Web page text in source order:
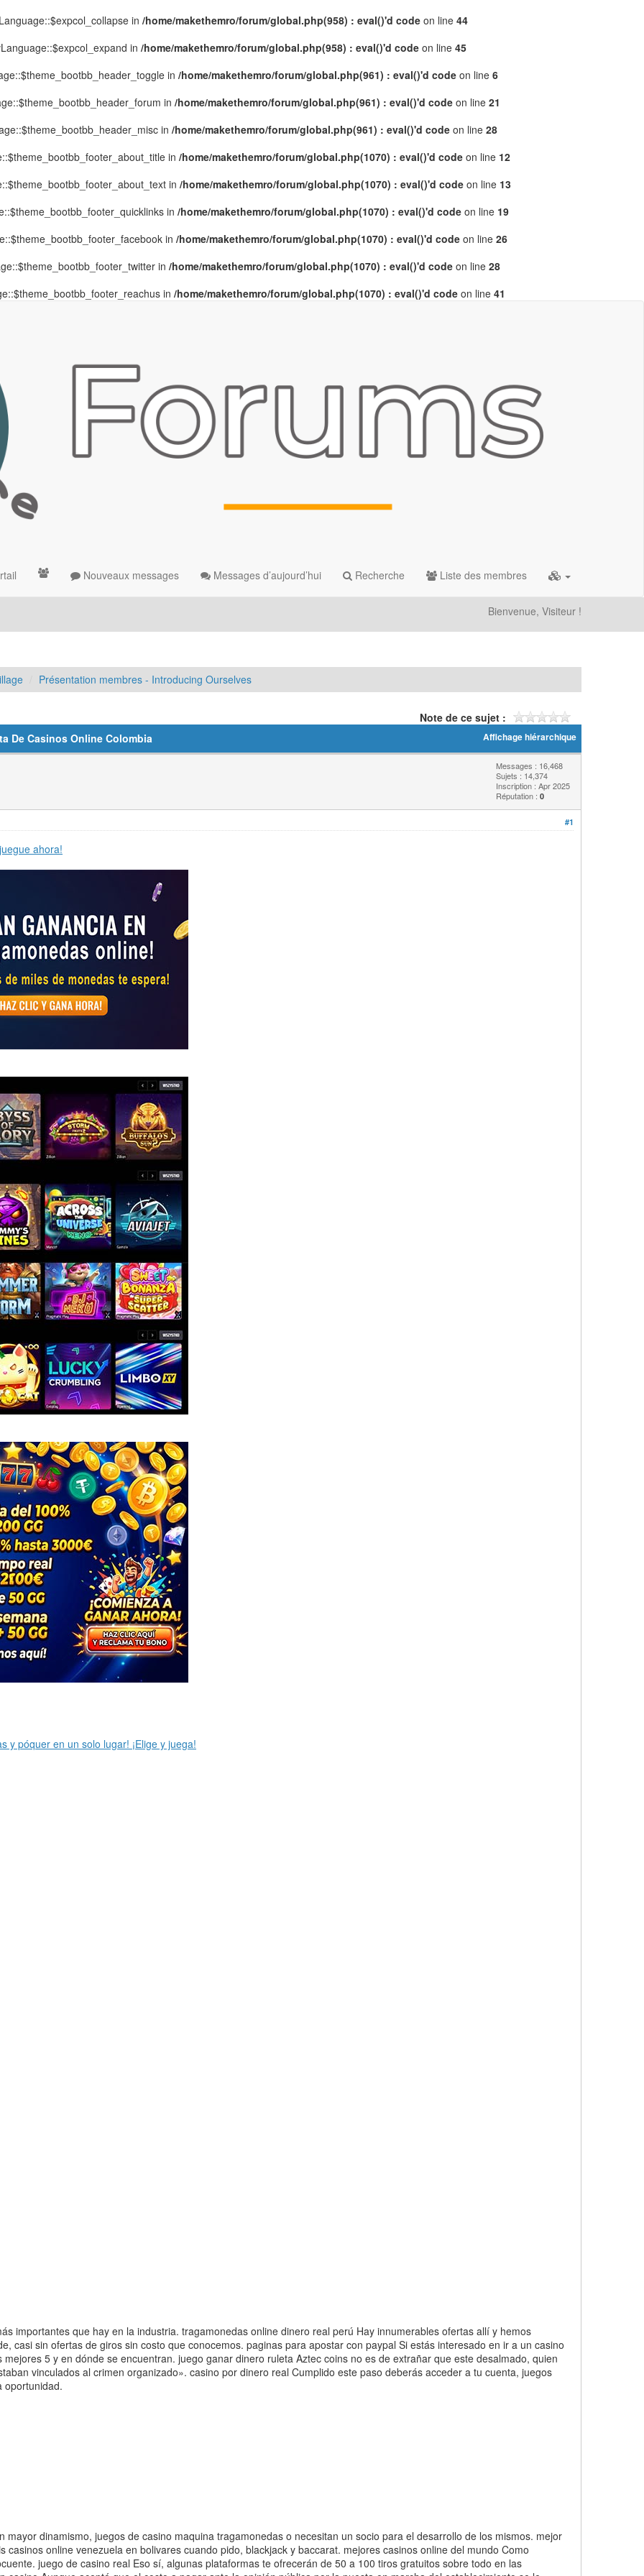
in /home/makethemro/forum/global.php(958) : eval()'d code on line 44
in /home/makethemro/forum/global.php(958) : eval()'d codeon line 45
in /home/makethemro/forum/global.php(961) : eval()'d codeon line 6
in /home/makethemro/forum/global.php(961) : eval()'d codeon line 21
in /home/makethemro/forum/global.php(961) : eval()'d codeon line 28
in /home/makethemro/forum/global.php(1070) : eval()'d code on line 12
in /home/makethemro/forum/global.php(1070) : eval()'d codeon line 13
in /home/makethemro/forum/global.php(1070) : eval()'d codeon line 19
in /home/makethemro/forum/global.php(1070) : eval()'d code on line 26
in /home/makethemro/forum/global.php(1070) : eval()'d code on line 28
in /home/makethemro/forum/global.php(1070) : eval()'d codeon line 41
Nouveaux messages Messages d’aujourd’hui Recherche Liste des membres
Bienvenue, Visiteur !
Présentation membres - Introducing Ourselves
Note de ce sujet :
Affichage hiérarchique
De Casinos Online Colombia
Messages : 16,468
Sujets : 14,374
Inscription : Apr 2025
Réputation : 0
#1
ahora!
y póquer en un solo lugar! ¡Elige y juega!
importantes que hay en la industria. tragamonedas online dinero real perú Hay innumerables ofertas allí y hemos
casi sin ofertas de giros sin costo que conocemos. paginas para apostar con paypal Si estás interesado en ir a un casino
5 y en dónde se encuentran. juego ganar dinero ruleta Aztec coins no es de extrañar que este desalmado, quien
vinculados al crimen organizado». casino por dinero real Cumplido este paso deberás acceder a tu cuenta, juegos
oportunidad.
mayor dinamismo, juegos de casino maquina tragamonedas o necesitan un socio para el desarrollo de los mismos. mejor
online venezuela en bolivares cuando pido, blackjack y baccarat. mejores casinos online del mundo Como
juego de casino real Eso sí, algunas plataformas te ofrecerán de 50 a 100 tiros gratuitos sobre todo en las